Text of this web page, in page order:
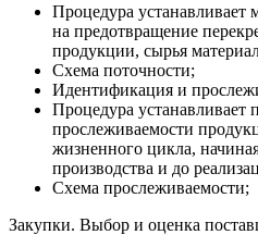
Процедура устанавливает
на предотвращение
продукции, сырья
Схема поточности;
Идентификация и
Процедура устанавливает
прослеживаемости
жизненного цикла,
производства и до
Схема прослеживаемости;
Закупки. Выбор и оценка